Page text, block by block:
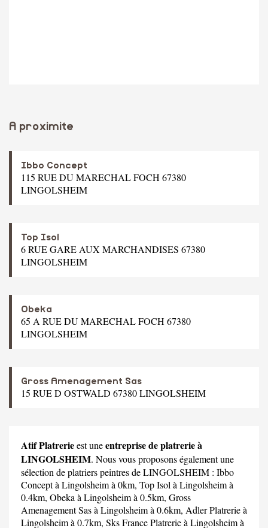
A proximite
Ibbo Concept
115 RUE DU MARECHAL FOCH 67380
LINGOLSHEIM
Top Isol
6 RUE GARE AUX MARCHANDISES 67380
LINGOLSHEIM
Obeka
65 A RUE DU MARECHAL FOCH 67380
LINGOLSHEIM
Gross Amenagement Sas
15 RUE D OSTWALD 67380 LINGOLSHEIM
Atif Platrerieest uneentreprise de platrerie à
LINGOLSHEIM. Nous vous proposons également une
sélection de platriers peintres de LINGOLSHEIM : Ibbo
Conceptà Lingolsheim à 0km, Top Isol à Lingolsheim à
0.4km, Obeka à Lingolsheim à 0.5km, Gross
Amenagement Sasà Lingolsheim à 0.6km, Adler Platrerieà
Lingolsheim à 0.7km, Sks France Platrerieà Lingolsheim à